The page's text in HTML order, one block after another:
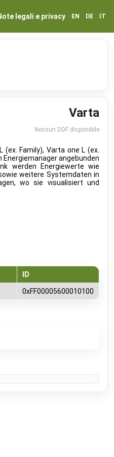
legali e privacy EN DE IT
Varta
Nessun DDF disponibile
(ex. Family), Varta one L (ex.
angebunden
werden Energiewerte wie
weitere Systemdaten in
wo sie visualisiert und
ID
0xFF00005600010100